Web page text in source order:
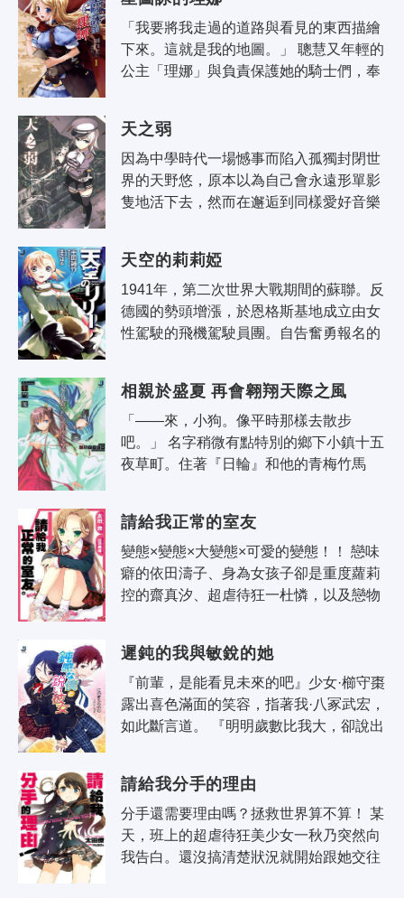
「我要將我走過的道路與看見的東西描繪
下來。這就是我的地圖。」 聰慧又年輕的
公主「理娜」與負責保護她的騎士們，奉
天之弱
因為中學時代一場憾事而陷入孤獨封閉世
界的天野悠，原本以為自己會永遠形單影
隻地活下去，然而在邂逅到同樣愛好音樂
天空的莉莉婭
1941年，第二次世界大戰期間的蘇聯。反
德國的勢頭增漲，於恩格斯基地成立由女
性駕駛的飛機駕駛員團。自告奮勇報名的
相親於盛夏 再會翱翔天際之風
「——來，小狗。像平時那樣去散步
吧。」 名字稍微有點特別的鄉下小鎮十五
夜草町。住著『日輪』和他的青梅竹馬
遠的神社..
請給我正常的室友
變態×變態×大變態×可愛的變態！！ 戀味
癖的依田濤子、身為女孩子卻是重度蘿莉
控的齋真汐、超虐待狂一杜憐，以及戀物
遲鈍的我與敏銳的她
『前輩，是能看見未來的吧』少女·櫛守棗
露出喜色滿面的笑容，指著我·八冢武宏，
如此斷言道。 『明明歲數比我大，卻說出
請給我分手的理由
分手還需要理由嗎？拯救世界算不算！ 某
天，班上的超虐待狂美少女一秋乃突然向
我告白。還沒搞清楚狀況就開始跟她交往